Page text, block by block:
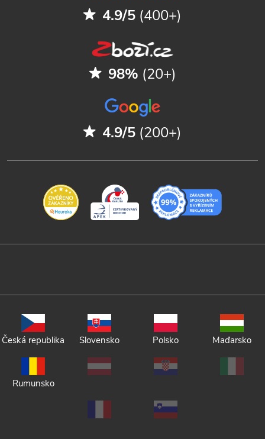
4.9/5 (400+)
98% (20+)
4.9/5 (200+)
Česká republika Slovensko Polsko Maďarsko
Rumunsko